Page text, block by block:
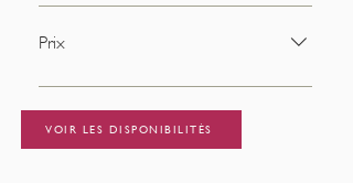
Coin salon : Machine Nespresso &
bouilloire | petit frigo | coffre-fort
| ventilateur Salle de bain privée :
douche, lavabo et toilettes séparées |
sèche-cheveux | produits de soin
Prix
La chambre peut être réservée à
partir de 125 € par nuit avec une
occupation de deux personnes.
VOIR LES DISPONIBILITÉS